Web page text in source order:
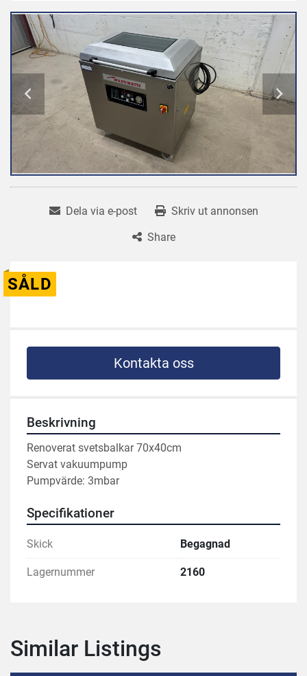
Dela via e-post
Skriv ut annonsen
Share
SÅLD
Kontakta oss
Beskrivning
Renoverat svetsbalkar 70x40cm
Servat vakuumpump
Pumpvärde: 3mbar
Specifikationer
Skick Begagnad
Lagernummer 2160
Similar Listings